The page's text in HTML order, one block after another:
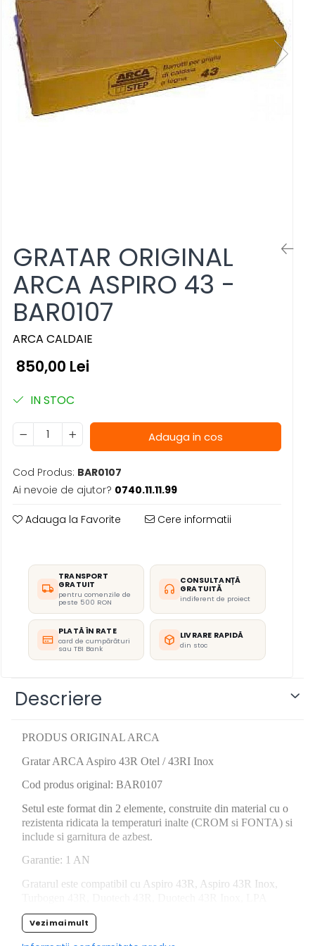
GRATAR ORIGINAL
ARCA ASPIRO 43 -
BAR0107
ARCA CALDAIE
850,00 Lei
IN STOC
Adauga in cos
Cod Produs: BAR0107
Ai nevoie de ajutor? 0740.11.11.99
Adauga la Favorite Cere informatii
TRANSPORT
GRATUIT
pentru comenzile de
peste 500 RON
CONSULTANȚĂ
GRATUITĂ
indiferent de proiect
PLATĂ ÎN RATE
card de cumpărături
sau TBI Bank
LIVRARE RAPIDĂ
din stoc
Descriere
PRODUS ORIGINAL ARCA
Gratar ARCA Aspiro 43R Otel / 43RI Inox
Cod produs original: BAR0107
Setul este format din 2 elemente, construite din material cu o
rezistenta ridicata la temperaturi inalte (CROM si FONTA) si
include si garnitura de azbest.
Garantie: 1 AN
Gratarul este compatibil cu Aspiro 43R, Aspiro 43R Inox,
Duomatic 43R, LPA Duomatic 43R Inox
Vezi mai mult